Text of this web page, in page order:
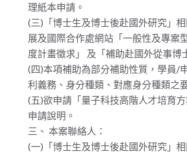
理紙本申請。
(三)「博士生及博士後赴國外研究」
展及國際合作處網站「一般性及專案
度計畫徵求」 及「補助赴國外從事博
(四)本項補助為部分補助性質，學員/
利義務、身分種類、對應身分種類之
(五)欲申請「量子科技高階人才培育
申請說明。
三、 本案聯絡人：
(一)「博士生及博士後赴國外研究」